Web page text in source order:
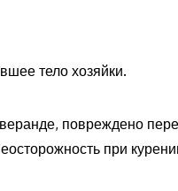
тело хозяйки.
повреждено
при